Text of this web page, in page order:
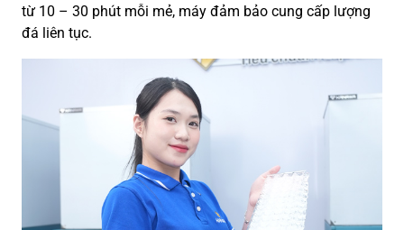
từ 10 – 30 phút mỗi mẻ, máy đảm bảo cung cấp lượng
đá liên tục.